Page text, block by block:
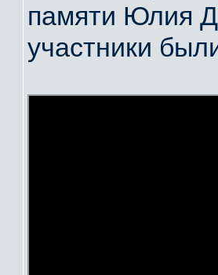
памяти Юлия
участники